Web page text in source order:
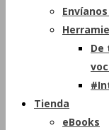
De
Tienda
eBooks